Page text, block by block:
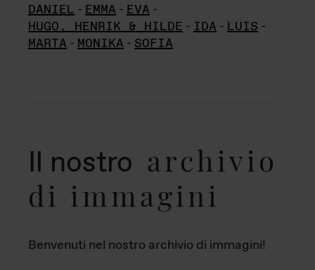
DANIEL - EMMA - EVA -
HUGO, HENRIK & HILDE - IDA - LUIS -
MARTA - MONIKA - SOFIA
Il nostro archivio
di immagini
Benvenuti nel nostro archivio di immagini!